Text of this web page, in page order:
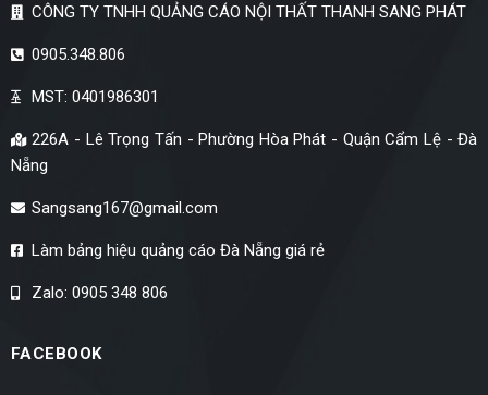
CÔNG TY TNHH QUẢNG CÁO NỘI THẤT THANH SANG PHÁT
0905.348.806
MST: 0401986301
226A - Lê Trọng Tấn - Phường Hòa Phát - Quận Cẩm Lệ - Đà
Nẵng
Sangsang167@gmail.com
Làm bảng hiệu quảng cáo Đà Nẵng giá rẻ
Zalo: 0905 348 806
FACEBOOK